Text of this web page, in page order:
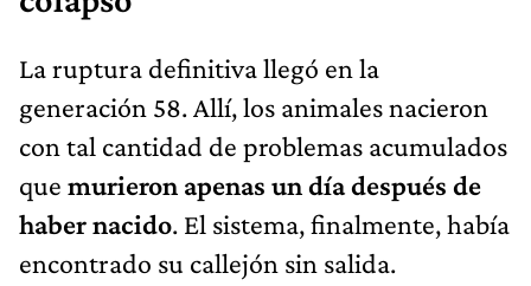
La ruptura definitiva llegó en la
generación 58. Allí, los animales nacieron
con tal cantidad de problemas acumulados
que murieron apenas un día después de
haber nacido. El sistema, finalmente, había
encontrado su callejón sin salida.